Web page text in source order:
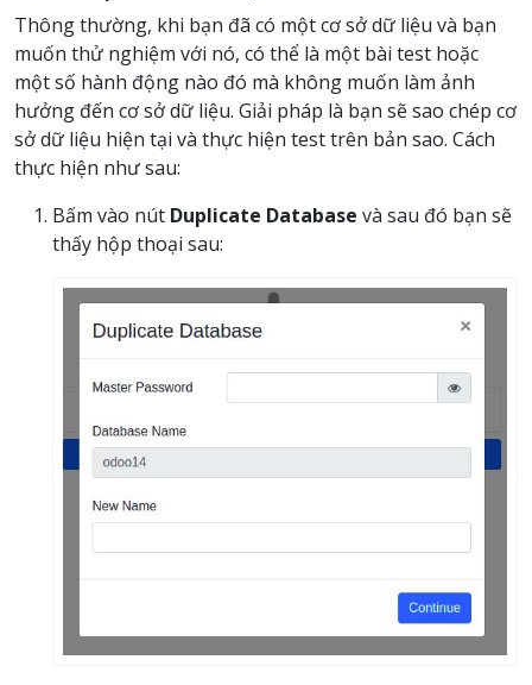
Thông thường, khi bạn đã có một cơ sở dữ liệu và bạn
muốn thử nghiệm với nó, có thể là một bài test hoặc
một số hành động nào đó mà không muốn làm ảnh
hưởng đến cơ sở dữ liệu. Giải pháp là bạn sẽ sao chép cơ
sở dữ liệu hiện tại và thực hiện test trên bản sao. Cách
thực hiện như sau:
Bấm vào nút Duplicate Database và sau đó bạn sẽ
thấy hộp thoại sau: